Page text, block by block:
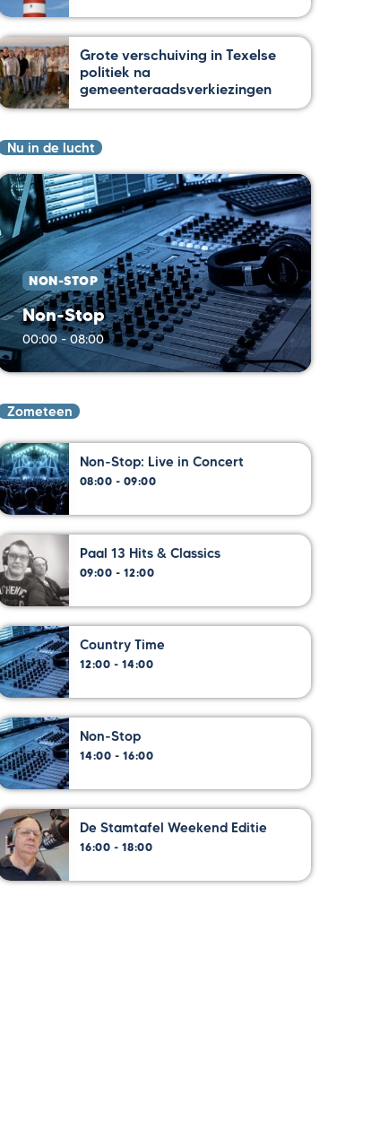
Grote verschuiving in Texelse
politiek na
gemeenteraadsverkiezingen
Nu in de lucht
NON-STOP
Non-Stop
00:00 - 08:00
Zometeen
Non-Stop: Live in Concert
08:00 - 09:00
Paal 13 Hits & Classics
09:00 - 12:00
Country Time
12:00 - 14:00
Non-Stop
14:00 - 16:00
De Stamtafel Weekend Editie
16:00 - 18:00